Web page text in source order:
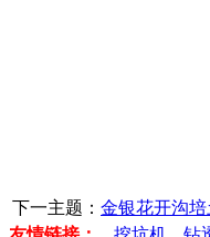
下一主题： 金银花开沟